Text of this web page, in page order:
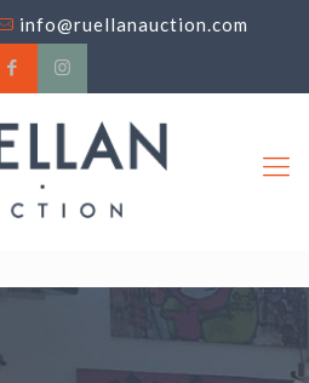
info@ruellanauction.com